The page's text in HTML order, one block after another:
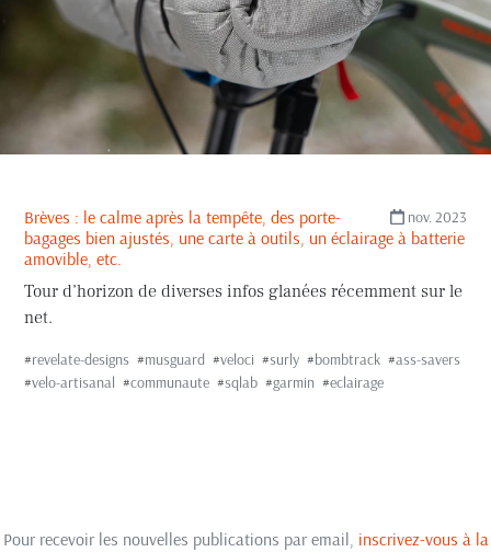
nov. 2023
Brèves : le calme après la tempête, des porte-
bagages bien ajustés, une carte à outils, un éclairage à batterie
amovible, etc.
Tour d’horizon de diverses infos glanées récemment sur le
net.
#revelate-designs #musguard #veloci #surly #bombtrack #ass-savers
#velo-artisanal #communaute #sqlab #garmin #eclairage
Pour recevoir les nouvelles publications par email, inscrivez-vous à la